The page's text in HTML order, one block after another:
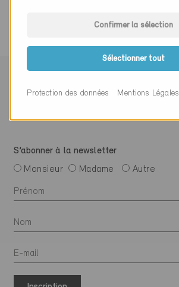
S’abonner à la newsletter
Monsieur
Madame Autre
Confirmer la sélection
Sélectionner tout
Protection des données Mentions Légales